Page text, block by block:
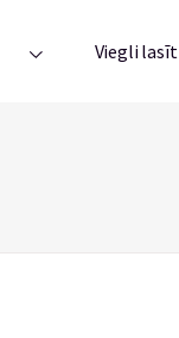
Viegli lasīt